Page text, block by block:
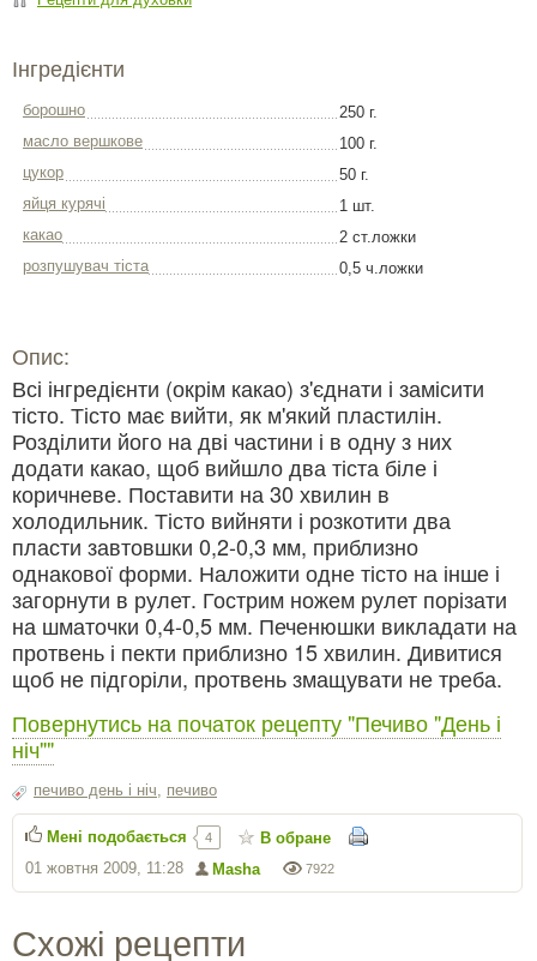
Інгредієнти
борошно
250 г.
масло вершкове
100 г.
цукор
50 г.
яйця курячі
1 шт.
какао
2 ст.ложки
розпушувач тіста
0,5 ч.ложки
Опис:
Всі інгредієнти (окрім какао) з'єднати і замісити
тісто. Тісто має вийти, як м'який пластилін.
Розділити його на дві частини і в одну з них
додати какао, щоб вийшло два тіста біле і
коричневе. Поставити на 30 хвилин в
холодильник. Тісто вийняти і розкотити два
пласти завтовшки 0,2-0,3 мм, приблизно
однакової форми. Наложити одне тісто на інше і
загорнути в рулет. Гострим ножем рулет порізати
на шматочки 0,4-0,5 мм. Печенюшки викладати на
протвень і пекти приблизно 15 хвилин. Дивитися
щоб не підгоріли, протвень змащувати не треба.
Повернутись на початок рецепту "Печиво "День і
ніч""
печиво день і ніч, печиво
7922
Masha
01 жовтня 2009, 11:28
Мені подобається 4 В обране
Схожі рецепти